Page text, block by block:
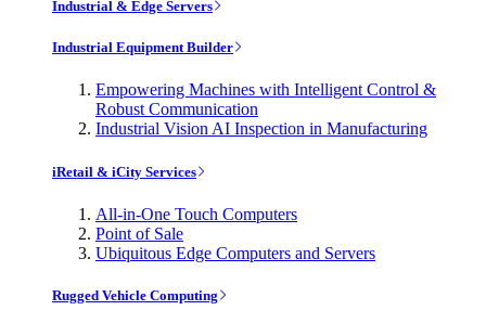
Industrial & Edge Servers
Industrial Equipment Builder
Empowering Machines with Intelligent Control &
Robust Communication
Industrial Vision AI Inspection in Manufacturing
iRetail & iCity Services
All-in-One Touch Computers
Point of Sale
Ubiquitous Edge Computers and Servers
Rugged Vehicle Computing